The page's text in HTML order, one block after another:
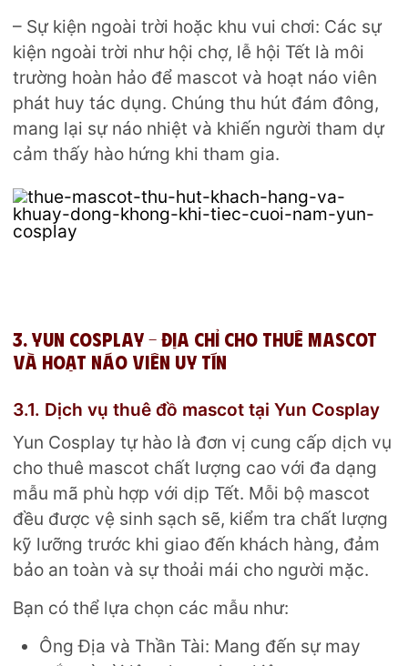
– Sự kiện ngoài trời hoặc khu vui chơi: Các sự
kiện ngoài trời như hội chợ, lễ hội Tết là môi
trường hoàn hảo để mascot và hoạt náo viên
phát huy tác dụng. Chúng thu hút đám đông,
mang lại sự náo nhiệt và khiến người tham dự
cảm thấy hào hứng khi tham gia.
3. Yun Cosplay – Địa chỉ cho thuê mascot
và hoạt náo viên uy tín
3.1. Dịch vụ thuê đồ mascot tại Yun Cosplay
Yun Cosplay tự hào là đơn vị cung cấp dịch vụ
cho thuê mascot chất lượng cao với đa dạng
mẫu mã phù hợp với dịp Tết. Mỗi bộ mascot
đều được vệ sinh sạch sẽ, kiểm tra chất lượng
kỹ lưỡng trước khi giao đến khách hàng, đảm
bảo an toàn và sự thoải mái cho người mặc.
Bạn có thể lựa chọn các mẫu như:
Ông Địa và Thần Tài: Mang đến sự may